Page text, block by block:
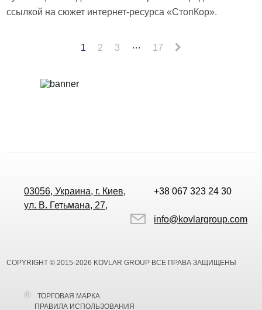
ссылкой на сюжет интернет-ресурса «СтопКор».
1 2 3 … 17
03056, Украина, г. Киев,
ул. В. Гетьмана, 27,
+38 067 323 24 30
info@kovlargroup.com
COPYRIGHT © 2015-2026 KOVLAR GROUP ВСЕ ПРАВА ЗАЩИЩЕНЫ
ТОРГОВАЯ МАРКА
ПРАВИЛА ИСПОЛЬЗОВАНИЯ